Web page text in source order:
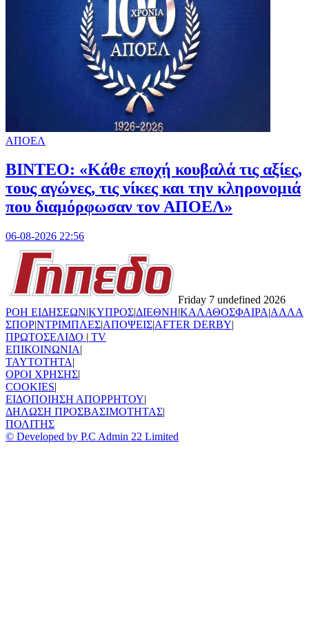
ΑΠΟΕΛ
ΒΙΝΤΕΟ: «Κάθε εποχή κουβαλά τις αξίες,
τους αγώνες, τις νίκες και την κληρονομιά
που διαμόρφωσαν τον ΑΠΟΕΛ»
06-08-2026 22:56
Friday 7 undefined 2026
ΡΟΗ ΕΙΔΗΣΕΩΝ|ΚΥΠΡΟΣ|ΔΙΕΘΝΗ|ΚΑΛΑΘΟΣΦΑΙΡΑ|ΑΛΛΑ
ΣΠΟΡ|ΝΤΡΙΜΠΛΕΣ|ΑΠΟΨΕΙΣ|AFTER DERBY|
ΠΡΩΤΟΣΕΛΙΔΟ | TV
ΕΠΙΚΟΙΝΩΝΙΑ|
TAYTOTHTA|
ΟΡΟΙ ΧΡΗΣΗΣ|
COOKIES|
ΕΙΔΟΠΟΙΗΣΗ ΑΠΟΡΡΗΤΟΥ|
ΔΗΛΩΣΗ ΠΡΟΣΒΑΣΙΜΟΤΗΤΑΣ|
ΠΟΛΙΤΗΣ
© Developed by P.C Admin 22 Limited